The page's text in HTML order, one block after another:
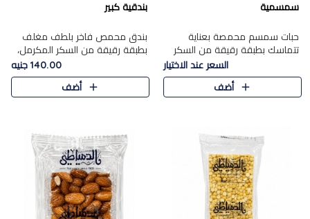
سمسمية
حبات سمسم محمصة بعناية
تتماسك بطبقة رقيقة من السكر
المكرمل، لتقدم طعم السمسم
المميز وقرمشتة التي ارتبطت ببهجة
المولد عبر الأجيال.
السعر عند الاختيار
أضف
بندقية كبير
بندق محمص فاخر بلطف مغلف
بطبقة رقيقة من السكر المكرمل،
يجمع بين النكهة الغنية ناتي
والقرمشة الراقية المرضية في
حلوى شرقية أنيقه بطابع مميز.
140.00 جنيه
أضف